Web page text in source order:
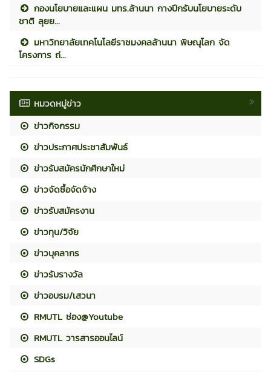
กองนโยบายและแผน มทร.ล้านนา กางปีกรับนโยบายระดับ
ชาติ ลุยย...
มหาวิทยาลัยเทคโนโลยีราชมงคลล้านนา พิษณุโลก จัด
โครงการ ถ่...
หมวดหมู่ข่าว
ข่าวกิจกรรม
ข่าวประกาศประชาสัมพันธ์
ข่าวรับสมัครนักศึกษาใหม่
ข่าวจัดซื้อจัดจ้าง
ข่าวรับสมัครงาน
ข่าวทุน/วิจัย
ข่าวบุคลากร
ข่าวรับรางวัล
ข่าวอบรม/เสวนา
RMUTL ช่อง@Youtube
RMUTL วารสารออนไลน์
SDGs